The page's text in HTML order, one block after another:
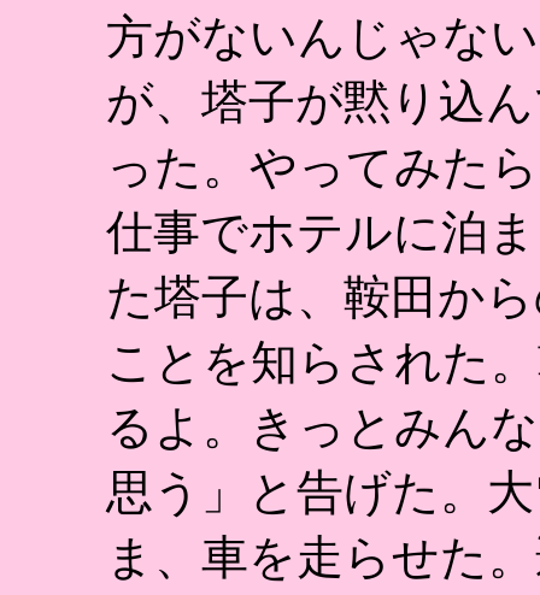
方がないんじゃな
が、塔子が黙り込
った。やってみた
仕事でホテルに泊
た塔子は、鞍田か
ことを知らされた
るよ。きっとみん
思う」と告げた。
ま、車を走らせた